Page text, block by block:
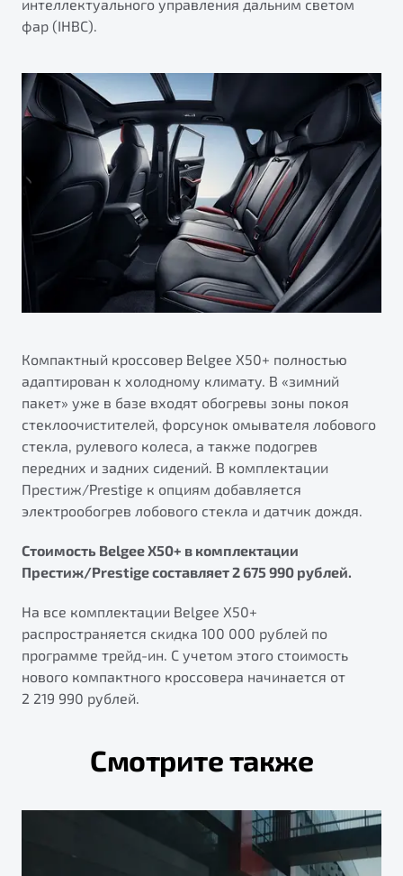
интеллектуального управления дальним светом
фар (IHBC).
Компактный кроссовер Belgee X50+ полностью
адаптирован к холодному климату. В «зимний
пакет» уже в базе входят обогревы зоны покоя
стеклоочистителей, форсунок омывателя лобового
стекла, рулевого колеса, а также подогрев
передних и задних сидений. В комплектации
Престиж/Prestige к опциям добавляется
электрообогрев лобового стекла и датчик дождя.
Стоимость Belgee X50+ в комплектации
Престиж/Prestige составляет 2 675 990 рублей.
На все комплектации Belgee X50+
распространяется скидка 100 000 рублей по
программе трейд-ин. С учетом этого стоимость
нового компактного кроссовера начинается от
2 219 990 рублей.
Смотрите также